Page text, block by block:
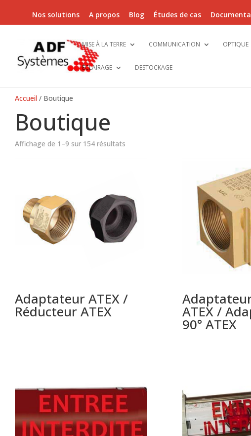
Nos solutions A propos Blog Études de cas
MISE À LA TERRE COMMUNICATION OPTIQUE
ÉCLAIRAGE DESTOCKAGE
Accueil / Boutique
Boutique
Affichage de 1–9 sur 154 résultats
Adaptateur ATEX /
Réducteur ATEX ATEX /
90° ATEX